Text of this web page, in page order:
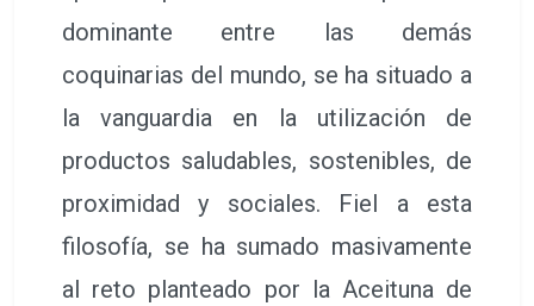
dominante entre las demás
coquinarias del mundo, se ha situado a
la vanguardia en la utilización de
productos saludables, sostenibles, de
proximidad y sociales. Fiel a esta
filosofía, se ha sumado masivamente
al reto planteado por la Aceituna de